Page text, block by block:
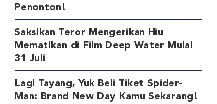
Penonton!
Saksikan Teror Mengerikan Hiu
Mematikan di Film Deep Water Mulai
31 Juli
Lagi Tayang, Yuk Beli Tiket Spider-
Man: Brand New Day Kamu Sekarang!